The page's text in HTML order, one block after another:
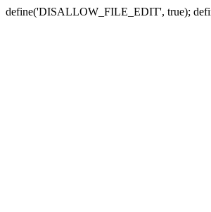
define('DISALLOW_FILE_EDIT', true);